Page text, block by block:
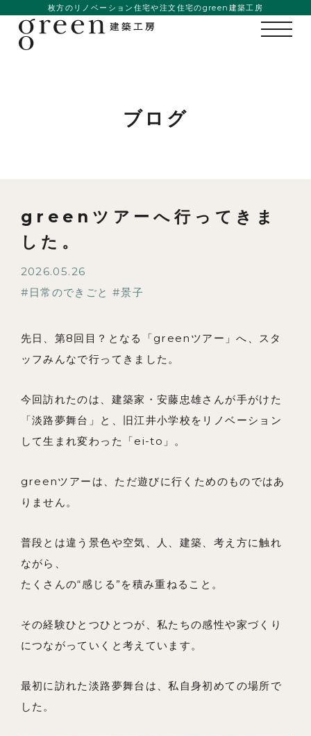
私たちの想い
メンバー
ブログ
リノベーションとは
よくあるご質問
枚方のリノベーション住宅や注文住宅のgreen建築工房
ブログ
greenツアーへ行ってきま
した。
2026.05.26
日常のできごと
景子
先日、第8回目？となる「greenツアー」へ、スタ
ッフみんなで行ってきました。
今回訪れたのは、建築家・安藤忠雄さんが手がけた
「淡路夢舞台」と、旧江井小学校をリノベーション
して生まれ変わった「ei-to」。
greenツアーは、ただ遊びに行くためのものではあ
りません。
普段とは違う景色や空気、人、建築、考え方に触れ
ながら、
たくさんの“感じる”を積み重ねること。
その経験ひとつひとつが、私たちの感性や家づくり
につながっていくと考えています。
最初に訪れた淡路夢舞台は、私自身初めての場所で
した。